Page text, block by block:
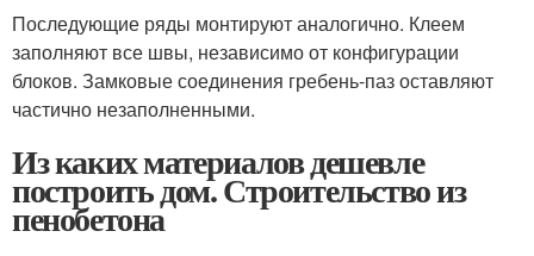
Последующие ряды монтируют аналогично. Клеем
заполняют все швы, независимо от конфигурации
блоков. Замковые соединения гребень-паз оставляют
частично незаполненными.
Из каких материалов дешевле
построить дом. Строительство из
пенобетона